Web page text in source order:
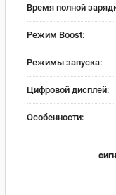
Время полной
Режим Boost:
Режимы запуска:
Цифровой дисплей:
Особенности: